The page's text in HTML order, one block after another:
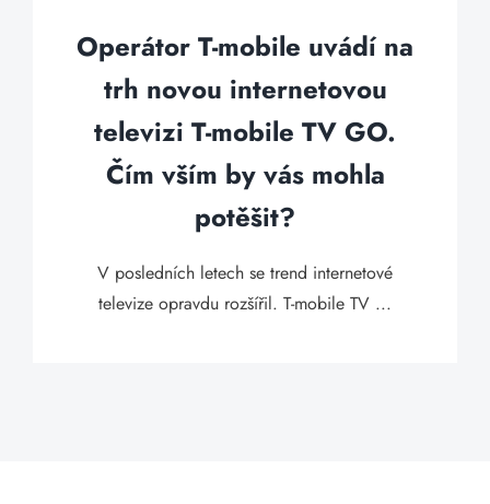
Operátor T-mobile uvádí na
trh novou internetovou
televizi T-mobile TV GO.
Čím vším by vás mohla
potěšit?
V posledních letech se trend internetové
televize opravdu rozšířil. T-mobile TV ...